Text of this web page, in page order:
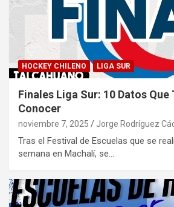
HOCKEY CHILENO LIGA SUR
Finales Liga Sur: 10 Datos Que
Conocer
noviembre 7, 2025 Jorge Rodríguez
Tras el Festival de Escuelas que se
semana en Machalí, se…